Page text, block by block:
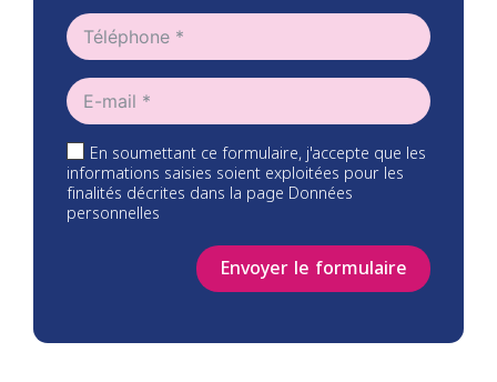
En soumettant ce formulaire, j'accepte que les
informations saisies soient exploitées pour les
finalités décrites dans la page Données
personnelles
Envoyer le formulaire